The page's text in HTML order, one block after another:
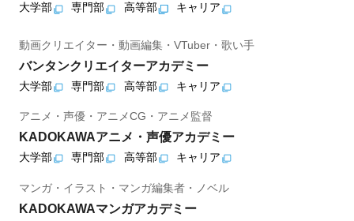
大学部 専門部 高等部 キャリア
動画クリエイター・動画編集・VTuber・歌い手
バンタンクリエイターアカデミー
大学部 専門部 高等部 キャリア
アニメ・声優・アニメCG・アニメ監督
KADOKAWAアニメ・声優アカデミー
大学部 専門部 高等部 キャリア
マンガ・イラスト・マンガ編集者・ノベル
KADOKAWAマンガアカデミー